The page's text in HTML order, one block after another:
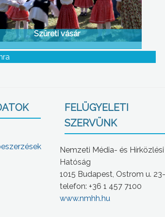
Szüreti vásár
FELÜGYELETI
SZERVÜNK
Nemzeti Média- és Hírközlési
Hatóság
1015 Budapest, Ostrom u.
telefon: +36 1 457 7100
www.nmhh.hu